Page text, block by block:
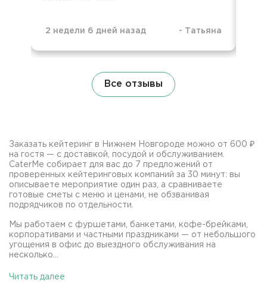
2 недели 6 дней назад - Татьяна
Все отзывы
Заказать кейтеринг в Нижнем Новгороде можно от 600 ₽
на гостя — с доставкой, посудой и обслуживанием.
CaterMe собирает для вас до 7 предложений от
проверенных кейтеринговых компаний за 30 минут: вы
описываете мероприятие один раз, а сравниваете
готовые сметы с меню и ценами, не обзванивая
подрядчиков по отдельности.
Мы работаем с фуршетами, банкетами, кофе-брейками,
корпоративами и частными праздниками — от небольшого
угощения в офис до выездного обслуживания на
несколько...
Читать далее